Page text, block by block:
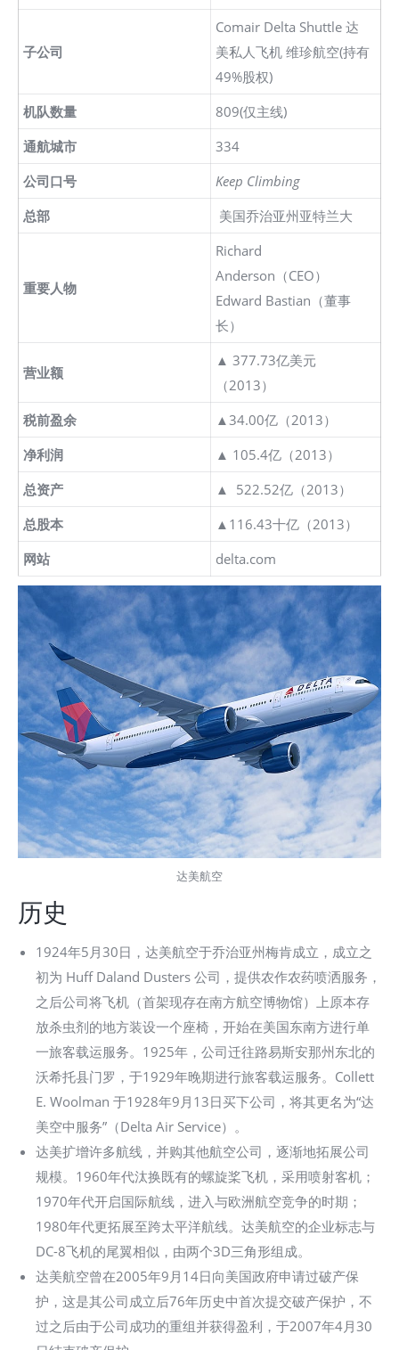
子公司
Comair Delta Shuttle 达
美私人飞机 维珍航空(持有
49%股权)
机队数量
809(仅主线)
通航城市
334
公司口号
Keep Climbing
总部
美国乔治亚州亚特兰大
重要人物
Richard
Anderson（CEO）
Edward Bastian（董事
长）
营业额
▲ 377.73亿美元
（2013）
税前盈余
▲34.00亿（2013）
净利润
▲ 105.4亿（2013）
总资产
▲ 522.52亿（2013）
总股本
▲116.43十亿（2013）
网站
delta.com
达美航空
历史
1924年5月30日，达美航空于乔治亚州梅肯成立，成立之
初为 Huff Daland Dusters 公司，提供农作农药喷洒服务，
之后公司将飞机（首架现存在南方航空博物馆）上原本存
放杀虫剂的地方装设一个座椅，开始在美国东南方进行单
一旅客载运服务。1925年，公司迁往路易斯安那州东北的
沃希托县门罗，于1929年晚期进行旅客载运服务。Collett
E. Woolman 于1928年9月13日买下公司，将其更名为“达
美空中服务”（Delta Air Service）。
达美扩增许多航线，并购其他航空公司，逐渐地拓展公司
规模。1960年代汰换既有的螺旋桨飞机，采用喷射客机；
1970年代开启国际航线，进入与欧洲航空竞争的时期；
1980年代更拓展至跨太平洋航线。达美航空的企业标志与
DC-8飞机的尾翼相似，由两个3D三角形组成。
达美航空曾在2005年9月14日向美国政府申请过破产保
护，这是其公司成立后76年历史中首次提交破产保护，不
过之后由于公司成功的重组并获得盈利，于2007年4月30